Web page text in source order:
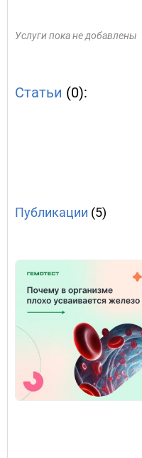
Услуги пока не добавлены
Статьи (0):
Публикации (5)